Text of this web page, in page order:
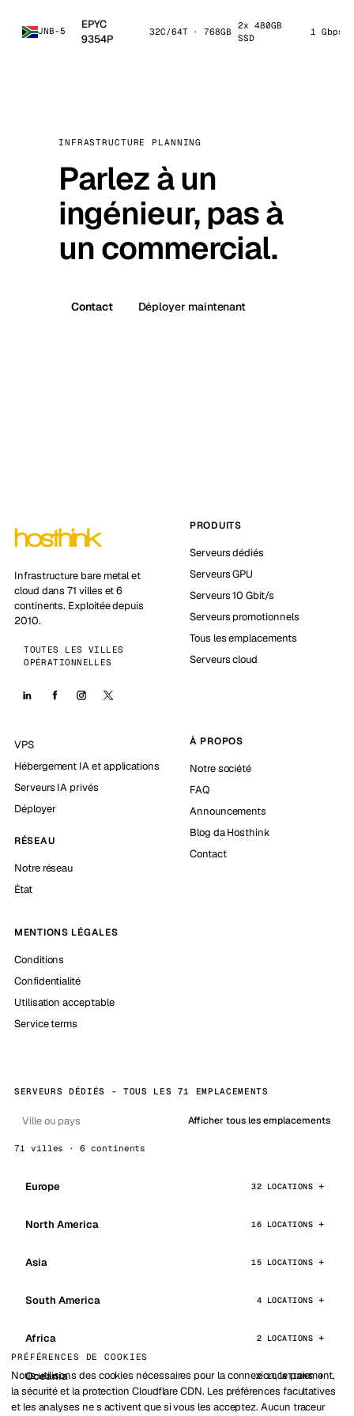
JNB-5
EPYC
9354P
32C/64T · 768GB
2x 480GB
SSD
1 Gbps
INFRASTRUCTURE PLANNING
Parlez à un
ingénieur, pas à
un commercial.
Contact Déployer maintenant
Infrastructure bare metal et
cloud dans 71 villes et 6
continents. Exploitée depuis
2010.
TOUTES LES VILLES
OPÉRATIONNELLES
PRODUITS
Serveurs dédiés
Serveurs GPU
Serveurs 10 Gbit/s
Serveurs promotionnels
Tous les emplacements
Serveurs cloud
VPS
Hébergement IA et applications
Serveurs IA privés
Déployer
RÉSEAU
Notre réseau
État
À PROPOS
Notre société
FAQ
Announcements
Blog da Hosthink
Contact
MENTIONS LÉGALES
Conditions
Confidentialité
Utilisation acceptable
Service terms
SERVEURS DÉDIÉS - TOUS LES 71 EMPLACEMENTS
Afficher tous les emplacements
71 villes · 6 continents
Europe 32 LOCATIONS
North America 16 LOCATIONS
Asia 15 LOCATIONS
South America 4 LOCATIONS
Africa 2 LOCATIONS
Oceania 2 LOCATIONS
PRÉFÉRENCES DE COOKIES
Nous utilisons des cookies nécessaires pour la connexion, le paiement,
la sécurité et la protection Cloudflare CDN. Les préférences facultatives
et les analyses ne s activent que si vous les acceptez. Aucun traceur